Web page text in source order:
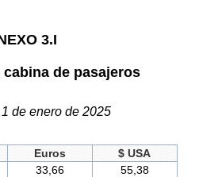
3.I
de pasajeros
de enero de 2025
Euros
$ USA
33,66
55,38